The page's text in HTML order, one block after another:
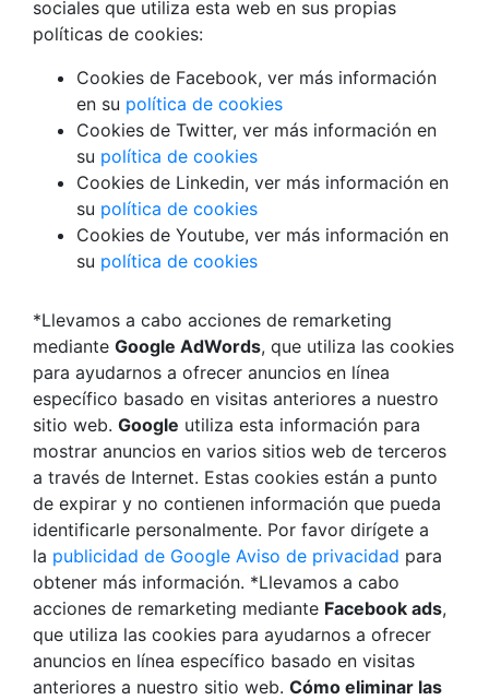
sociales que utiliza esta web en sus propias
políticas de cookies:
Cookies de Facebook, ver más información
en su política de cookies
Cookies de Twitter, ver más información en
su política de cookies
Cookies de Linkedin, ver más información en
su política de cookies
Cookies de Youtube, ver más información en
su política de cookies
*Llevamos a cabo acciones de remarketing
mediante Google AdWords, que utiliza las cookies
para ayudarnos a ofrecer anuncios en línea
específico basado en visitas anteriores a nuestro
sitio web. Google utiliza esta información para
mostrar anuncios en varios sitios web de terceros
a través de Internet. Estas cookies están a punto
de expirar y no contienen información que pueda
identificarle personalmente. Por favor dirígete a
la publicidad de Google Aviso de privacidad para
obtener más información. *Llevamos a cabo
acciones de remarketing mediante Facebook ads,
que utiliza las cookies para ayudarnos a ofrecer
anuncios en línea específico basado en visitas
anteriores a nuestro sitio web. Cómo eliminar las